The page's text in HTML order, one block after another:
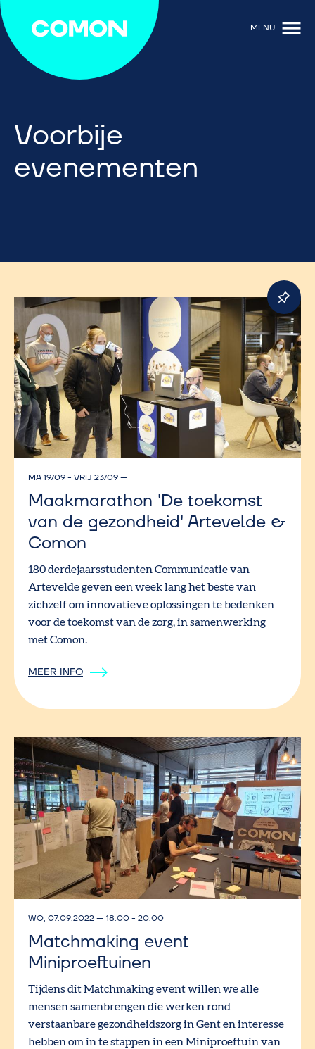
MENU
Voorbije
evenementen
MA 19/09 - VRIJ 23/09—
Maakmarathon 'De toekomst
van de gezondheid' Artevelde &
Comon
180 derdejaarsstudenten Communicatie van
Artevelde geven een week lang het beste van
zichzelf om innovatieve oplossingen te bedenken
voor de toekomst van de zorg, in samenwerking
met Comon.
MEER INFO
WO, 07.09.2022— 18:00 - 20:00
Matchmaking event
Miniproeftuinen
Tijdens dit Matchmaking event willen we alle
mensen samenbrengen die werken rond
verstaanbare gezondheidszorg in Gent en interesse
hebben om in te stappen in een Miniproeftuin van